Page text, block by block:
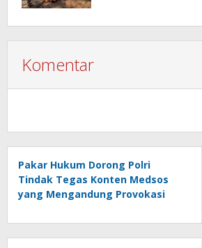
Komentar
Pakar Hukum Dorong Polri
Tindak Tegas Konten Medsos
yang Mengandung Provokasi